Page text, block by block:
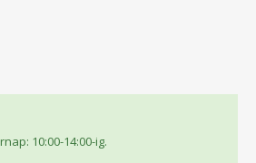
10:00-14:00-ig.